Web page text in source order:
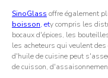
SinoGlass offre également
boisson, ety compris les
bocaux d'épices, les
les acheteurs qui veulent
d'huile de cuisine peut
de cuisson,